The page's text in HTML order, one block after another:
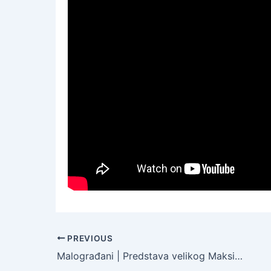
PREVIOUS
Malograđani | Predstava velikog Maksima Gorkog igra u kazalištu Gavella tijekom studenog 2019. godine